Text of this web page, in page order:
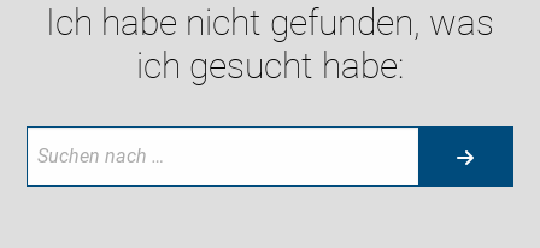
Ich habe nicht gefunden, was
ich gesucht habe: